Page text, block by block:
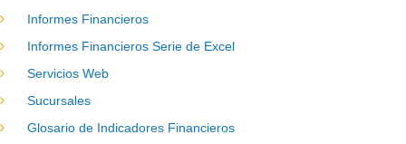
Informes Financieros
Informes Financieros Serie de Excel
Servicios Web
Sucursales
Glosario de Indicadores Financieros